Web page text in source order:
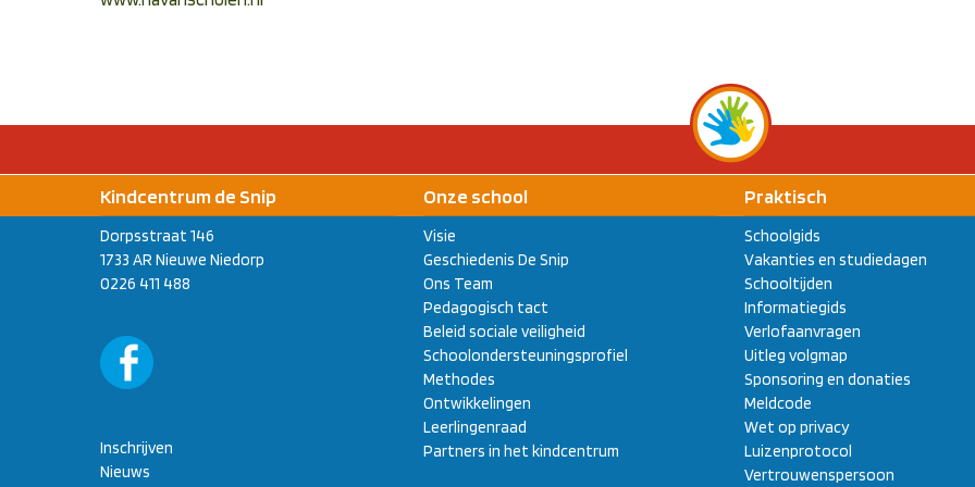
Kindcentrum de Snip
Dorpsstraat 146
1733 AR Nieuwe Niedorp
0226 411 488
Inschrijven
Nieuws
Onze school
Visie
Geschiedenis De Snip
Ons Team
Pedagogisch tact
Beleid sociale veiligheid
Schoolondersteuningsprofiel
Methodes
Ontwikkelingen
Leerlingenraad
Partners in het kindcentrum
Praktisch
Schoolgids
Vakanties en studiedagen
Schooltijden
Informatiegids
Verlofaanvragen
Uitleg volgmap
Sponsoring en donaties
Meldcode
Wet op privacy
Luizenprotocol
Vertrouwenspersoon